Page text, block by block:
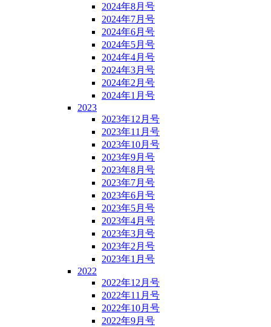
2024年8月号
2024年7月号
2024年6月号
2024年5月号
2024年4月号
2024年3月号
2024年2月号
2024年1月号
2023
2023年12月号
2023年11月号
2023年10月号
2023年9月号
2023年8月号
2023年7月号
2023年6月号
2023年5月号
2023年4月号
2023年3月号
2023年2月号
2023年1月号
2022
2022年12月号
2022年11月号
2022年10月号
2022年9月号